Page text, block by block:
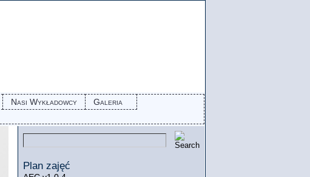
Nasi Wykładowcy
Galeria
Plan zajęć